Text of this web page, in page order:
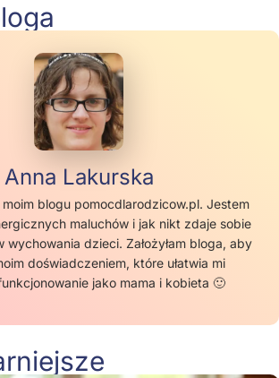
Anna Lakurska
moim blogu pomocdlarodzicow.pl. Jestem
maluchów i jak nikt zdaje sobie
wychowania dzieci. Założyłam bloga, aby
doświadczeniem, które ułatwia mi
jako mama i kobieta 🙂